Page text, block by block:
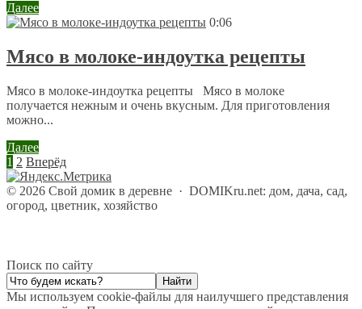
Далее
0:06
Мясо в молоке-индоутка рецепты
Мясо в молоке-индоутка рецепты Мясо в молоке
получается нежным и очень вкусным. Для приготовления
можно...
Далее
1 2 Вперёд
© 2026 Свой домик в деревне · DOMIKru.net: дом, дача, сад,
огород, цветник, хозяйство
Поиск по сайту
Мы используем cookie-файлы для наилучшего представления